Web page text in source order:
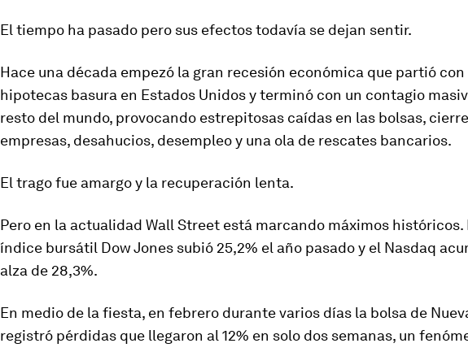
El tiempo ha pasado pero sus efectos todavía se dejan sentir.
Hace una década empezó la gran recesión económica que partió con
hipotecas basura en Estados Unidos y terminó con un contagio
resto del mundo, provocando estrepitosas caídas en las bolsas,
empresas, desahucios, desempleo y una ola de rescates bancarios.
El trago fue amargo y la recuperación lenta.
Pero en la actualidad Wall Street está marcando máximos históricos.
índice bursátil Dow Jones subió 25,2% el año pasado y el Nasdaq
alza de 28,3%.
En medio de la fiesta, en febrero durante varios días la bolsa de
registró pérdidas que llegaron al 12% en solo dos semanas, un